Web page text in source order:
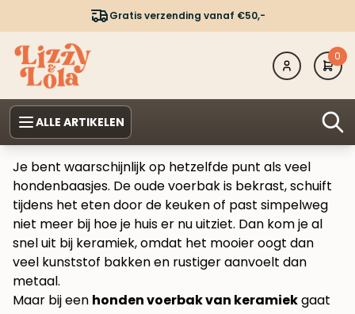
Gratis verzending vanaf €50,-
0
ALLE ARTIKELEN
Je bent waarschijnlijk op hetzelfde punt als veel
hondenbaasjes. De oude voerbak is bekrast, schuift
tijdens het eten door de keuken of past simpelweg
niet meer bij hoe je huis er nu uitziet. Dan kom je al
snel uit bij keramiek, omdat het mooier oogt dan
veel kunststof bakken en rustiger aanvoelt dan
metaal.
Maar bij een honden voerbak van keramiekgaat